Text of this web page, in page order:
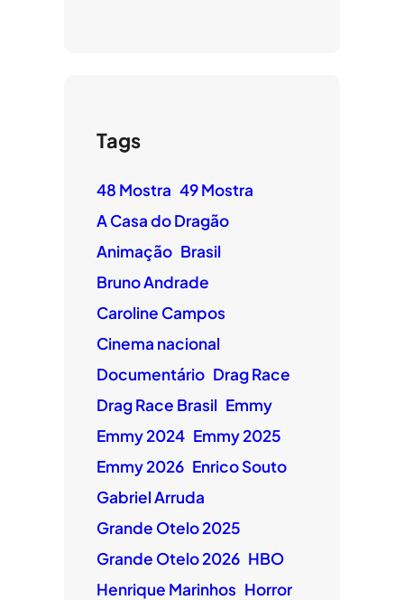
Tags
48 Mostra 49 Mostra
A Casa do Dragão
Animação Brasil
Bruno Andrade
Caroline Campos
Cinema nacional
Documentário Drag Race
Drag Race Brasil Emmy
Emmy 2024 Emmy 2025
Emmy 2026 Enrico Souto
Gabriel Arruda
Grande Otelo 2025
Grande Otelo 2026 HBO
Henrique Marinhos Horror